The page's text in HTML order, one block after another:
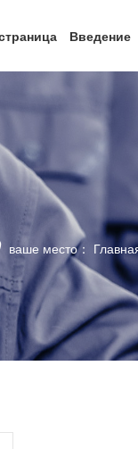
Введение
ваше место：